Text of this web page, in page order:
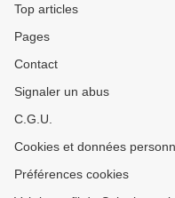
Top articles
Pages
Contact
Signaler un abus
C.G.U.
Cookies et données
Préférences cookies